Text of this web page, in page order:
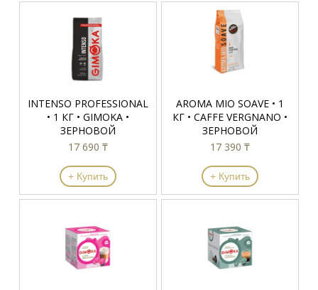
INTENSO PROFESSIONAL
• 1 КГ • GIMOKA •
ЗЕРНОВОЙ
17 690 ₸
+ Купить
AROMA MIO SOAVE • 1
КГ • CAFFE VERGNANO •
ЗЕРНОВОЙ
17 390 ₸
+ Купить